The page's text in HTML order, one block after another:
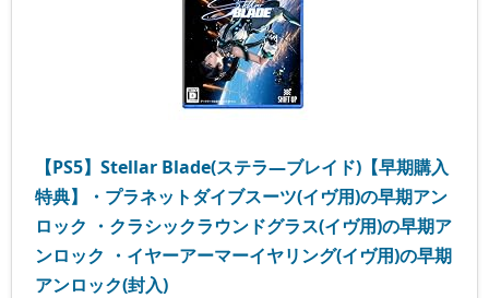
【PS5】Stellar Blade(ステラ―ブレイド)【早期購入
特典】・プラネットダイブスーツ(イヴ用)の早期アン
ロック ・クラシックラウンドグラス(イヴ用)の早期ア
ンロック ・イヤーアーマーイヤリング(イヴ用)の早期
アンロック(封入)